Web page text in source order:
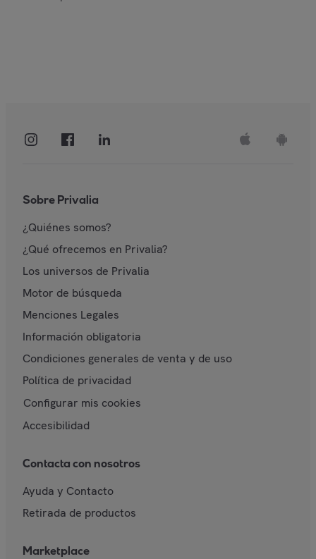
Sobre Privalia
¿Quiénes somos?
¿Qué ofrecemos en Privalia?
Los universos de Privalia
Motor de búsqueda
Menciones Legales
Información obligatoria
Condiciones generales de venta y de uso
Política de privacidad
Configurar mis cookies
Accesibilidad
Contacta con nosotros
Ayuda y Contacto
Retirada de productos
Marketplace